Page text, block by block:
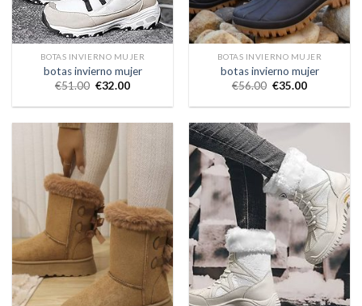
BOTAS INVIERNO MUJER
botas invierno mujer
€51.00 €32.00
BOTAS INVIERNO MUJER
botas invierno mujer
€56.00 €35.00